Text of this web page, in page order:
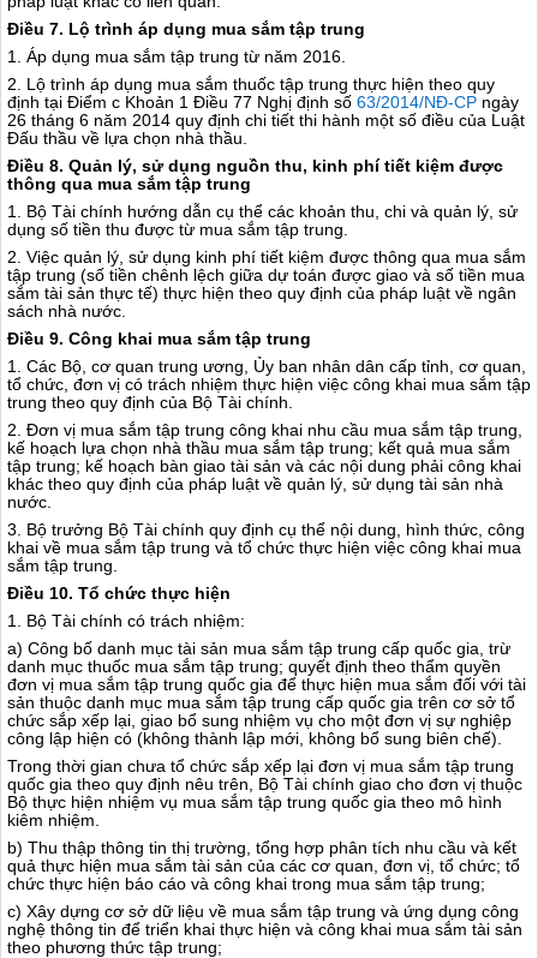
Điều 7. Lộ trình áp dụng mua sắm tập trung
1. Áp dụng mua sắm tập trung từ năm 2016.
2. Lộ trình áp dụng mua sắm thuốc tập trung thực hiện theo quy
định tại Điểm c Khoản 1 Điều 77 Nghị định số 63/2014/NĐ-CP ngày
26 tháng 6 năm 2014 quy định chi tiết thi hành một số điều của Luật
Đấu thầu về lựa chọn nhà thầu.
Điều 8. Quản lý, sử dụng nguồn thu, kinh phí tiết kiệm được
thông qua mua sắm tập trung
1. Bộ Tài chính hướng dẫn cụ thể các khoản thu, chi và quản lý, sử
dụng số tiền thu được từ mua sắm tập trung.
2. Việc quản lý, sử dụng kinh phí tiết kiệm được thông qua mua sắm
tập trung (số tiền chênh lệch giữa dự toán được giao và số tiền mua
sắm tài sản thực tế) thực hiện theo quy định của pháp luật về ngân
sách nhà nước.
Điều 9. Công khai mua sắm tập trung
1. Các Bộ, cơ quan trung ương, Ủy ban nhân dân cấp tỉnh, cơ quan,
tổ chức, đơn vị có trách nhiệm thực hiện việc công khai mua sắm tập
trung theo quy định của Bộ Tài chính.
2. Đơn vị mua sắm tập trung công khai nhu cầu mua sắm tập trung,
kế hoạch lựa chọn nhà thầu mua sắm tập trung; kết quả mua sắm
tập trung; kế hoạch bàn giao tài sản và các nội dung phải công khai
khác theo quy định của pháp luật về quản lý, sử dụng tài sản nhà
nước.
3. Bộ trưởng Bộ Tài chính quy định cụ thể nội dung, hình thức, công
khai về mua sắm tập trung và tổ chức thực hiện việc công khai mua
sắm tập trung.
Điều 10. Tổ chức thực hiện
1. Bộ Tài chính có trách nhiệm:
a) Công bố danh mục tài sản mua sắm tập trung cấp quốc gia, trừ
danh mục thuốc mua sắm tập trung; quyết định theo thẩm quyền
đơn vị mua sắm tập trung quốc gia để thực hiện mua sắm đối với tài
sản thuộc danh mục mua sắm tập trung cấp quốc gia trên cơ sở tổ
chức sắp xếp lại, giao bổ sung nhiệm vụ cho một đơn vị sự nghiệp
công lập hiện có (không thành lập mới, không bổ sung biên chế).
Trong thời gian chưa tổ chức sắp xếp lại đơn vị mua sắm tập trung
quốc gia theo quy định nêu trên, Bộ Tài chính giao cho đơn vị thuộc
Bộ thực hiện nhiệm vụ mua sắm tập trung quốc gia theo mô hình
kiêm nhiệm.
b) Thu thập thông tin thị trường, tổng hợp phân tích nhu cầu và kết
quả thực hiện mua sắm tài sản của các cơ quan, đơn vị, tổ chức; tổ
chức thực hiện báo cáo và công khai trong mua sắm tập trung;
c) Xây dựng cơ sở dữ liệu về mua sắm tập trung và ứng dụng công
nghệ thông tin để triển khai thực hiện và công khai mua sắm tài sản
theo phương thức tập trung;